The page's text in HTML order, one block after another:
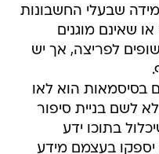
שבעלי החשבונות
שאינם מוגנים
לפריצה, אך יש
בסיסמאות הוא לאו
לשם בניית סיפור
בתוכו ידע
יספקו בעצמם מידע